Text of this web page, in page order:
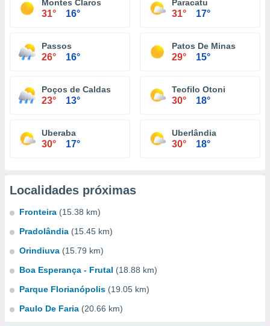
Montes Claros
31° 16°
Paracatu
31° 17°
Passos
26° 16°
Patos De Minas
29° 15°
Poços de Caldas
23° 13°
Teofilo Otoni
30° 18°
Uberaba
30° 17°
Uberlândia
30° 18°
Localidades próximas
Fronteira (15.38 km)
Pradolândia (15.45 km)
Orindiuva (15.79 km)
Boa Esperança - Frutal (18.88 km)
Parque Florianópolis (19.05 km)
Paulo De Faria (20.66 km)